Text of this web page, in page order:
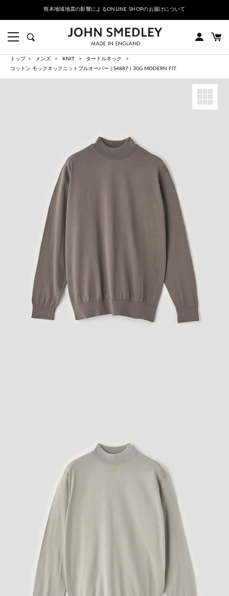
熊本地域地震の影響によるONLINE SHOPのお届けについて
トップ メンズ KNIT
タートルネック
コットン モックネックニットプルオーバー | S4887 | 30G MODERN FIT